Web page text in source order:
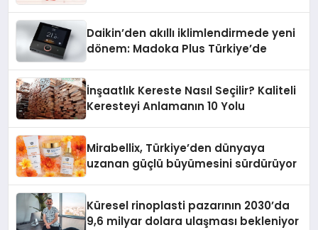
Daikin’den akıllı iklimlendirmede yeni
dönem: Madoka Plus Türkiye’de
İnşaatlık Kereste Nasıl Seçilir? Kaliteli
Keresteyi Anlamanın 10 Yolu
Mirabellix, Türkiye’den dünyaya
uzanan güçlü büyümesini sürdürüyor
Küresel rinoplasti pazarının 2030’da
9,6 milyar dolara ulaşması bekleniyor